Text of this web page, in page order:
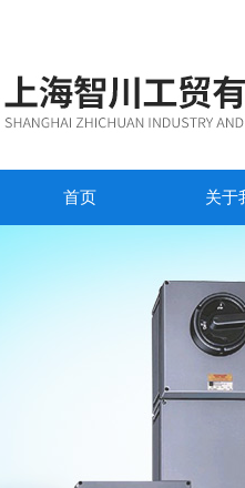
首页 关于